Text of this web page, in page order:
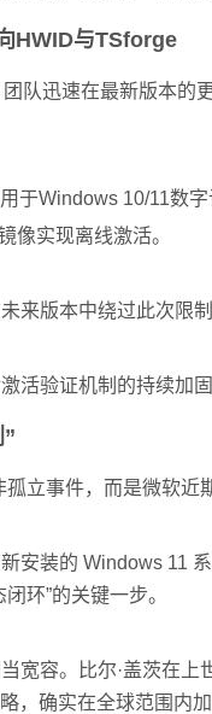
HWID与TSforge
队迅速在最新版本的
于Windows 10/11数字
像实现离线激活。
来版本中绕过此次限
活验证机制的持续加
立事件，而是微软近
安装的 Windows 11
环”的关键一步。
宽容。比尔·盖茨在
，确实在全球范围内